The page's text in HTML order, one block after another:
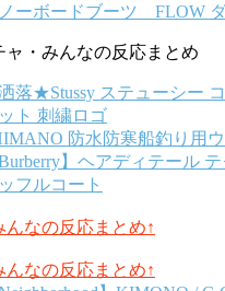
ーボードブーツ FLOW
ャ・みんなの反応まとめ
落★Stussy ステューシー
ト 刺繍ロゴ
防水防寒船釣り用
Burberry】ヘアディテール
フルコート
んなの反応まとめ↑
んなの反応まとめ↑